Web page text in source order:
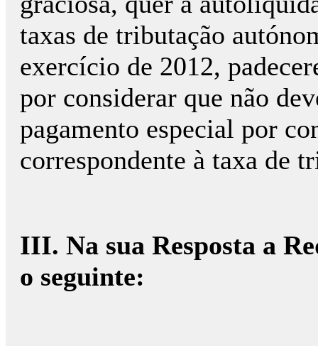
taxas de tributação
exercício de 2012,
por considerar que não
pagamento especial por
correspondente à taxa de
III. Na sua Resposta a
o seguinte: